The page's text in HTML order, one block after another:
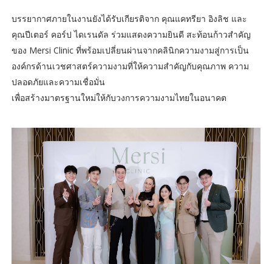
บรรยากาศภายในงานยังได้รับเกียรติจาก คุณแคทรียา อิงลิช และ
คุณปีเตอร์ คอร์ป ไดเรนดัล ร่วมแสดงความยินดี สะท้อนก้าวสำคัญ
ของ Mersi Clinic ที่พร้อมเปลี่ยนผ่านจากคลินิกความงามสู่การเป็น
องค์กรด้านเวชศาสตร์ความงามที่ให้ความสำคัญกับคุณภาพ ความ
ปลอดภัยและความเชื่อมั่น
เพื่อสร้างมาตรฐานใหม่ให้กับวงการความงามไทยในอนาคต